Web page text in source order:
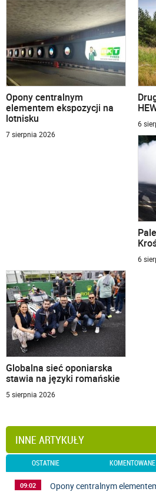
Opony centralnym
elementem ekspozycji na
lotnisku
7 sierpnia 2026
6
6
Globalna sieć oponiarska
stawia na języki romańskie
5 sierpnia 2026
INNE ARTYKUŁY
OSTATNIE KOMENTOWANE
09:02 Opony centralnym